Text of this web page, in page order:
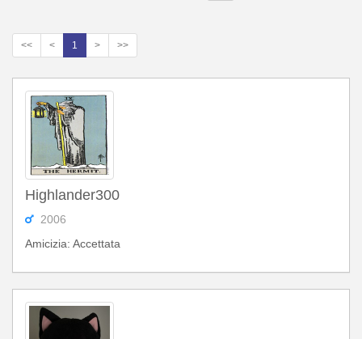
<< < 1 > >>
Highlander300
2006
Amicizia: Accettata